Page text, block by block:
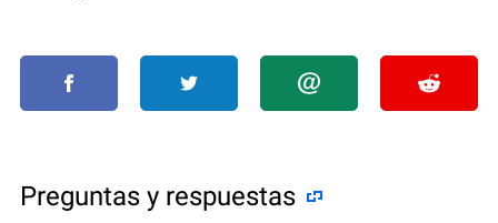
Preguntas y respuestas